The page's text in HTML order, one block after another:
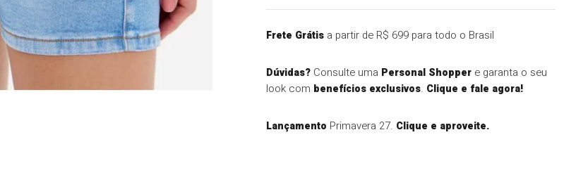
Frete Grátisa partir de R$ 699 para todo o Brasil
Dúvidas?Consulte uma Personal Shoppere garanta o seu
look com benefícios exclusivos. Clique e fale agora!
Lançamento Primavera 27. Clique e aproveite.